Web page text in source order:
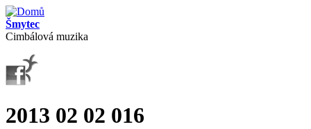
Přejít k hlavnímu obsahu
Šmytec
Cimbálová muzika
2013 02 02 016